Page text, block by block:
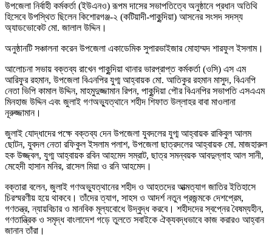
উপজেলা নির্বাহী কর্মকর্তা (ইউএনও) রূপম দাসের সভাপতিত্বে অনুষ্ঠানে প্রধান অতিথি
হিসেবে উপস্থিত ছিলেন কিশোরগঞ্জ-২ (কটিয়াদী-পাকুন্দিয়া) আসনের সংসদ সদস্য
অ্যাডভোকেট মো. জালাল উদ্দিন।
অনুষ্ঠানটি সঞ্চালনা করেন উপজেলা একাডেমিক সুপারভাইজার মোহাম্মদ শারফুল ইসলাম।
আলোচনা সভায় বক্তব্য রাখেন পাকুন্দিয়া থানার ভারপ্রাপ্ত কর্মকর্তা (ওসি) এস এম
আরিফুর রহমান, উপজেলা বিএনপির যুগ্ম আহ্বায়ক মো. আতিকুর রহমান মাসুদ, বিএনপি
নেতা ভিপি কামাল উদ্দিন, মাহমুদুজ্জামান রিপন, পাকুন্দিয়া পৌর বিএনপির সভাপতি এসএএম
মিনহাজ উদ্দিন এবং জুলাই গণঅভ্যুত্থানে শহীদ শিফাত উল্লাহর বাবা মাওলানা
নূরুজ্জামান।
জুলাই যোদ্ধাদের পক্ষে বক্তব্য দেন উপজেলা যুবদলের যুগ্ম আহ্বায়ক রাকিবুল আলম
ছোটন, যুবদল নেতা রফিকুল ইসলাম পলাশ, উপজেলা ছাত্রদলের আহ্বায়ক মো. মাজহারুল
হক উজ্জ্বল, যুগ্ম আহ্বায়ক রবিন আহমেদ সম্রাট, ছাত্র সমন্বয়ক আবদুল্লাহ আল সানী,
মেহেদী হাসান মনির, রাসেল মিয়া ও রনি আহমেদ।
বক্তারা বলেন, জুলাই গণঅভ্যুত্থানের শহীদ ও আহতদের আত্মত্যাগ জাতির ইতিহাসে
চিরস্মরণীয় হয়ে থাকবে। তাঁদের ত্যাগ, সাহস ও আদর্শ নতুন প্রজন্মকে দেশপ্রেম,
গণতন্ত্র, ন্যায়বিচার ও মানবিক মূল্যবোধে উদ্বুদ্ধ করবে। শহীদদের স্বপ্নের বৈষম্যহীন,
গণতান্ত্রিক ও সমৃদ্ধ বাংলাদেশ গড়ে তুলতে সবাইকে ঐক্যবদ্ধভাবে কাজ করারও আহ্বান
জানান তাঁরা।